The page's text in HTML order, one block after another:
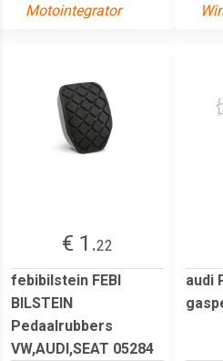
Motointegrator
€ 1.22
febibilstein FEBI
BILSTEIN
Pedaalrubbers
VW,AUDI,SEAT 05284
audi